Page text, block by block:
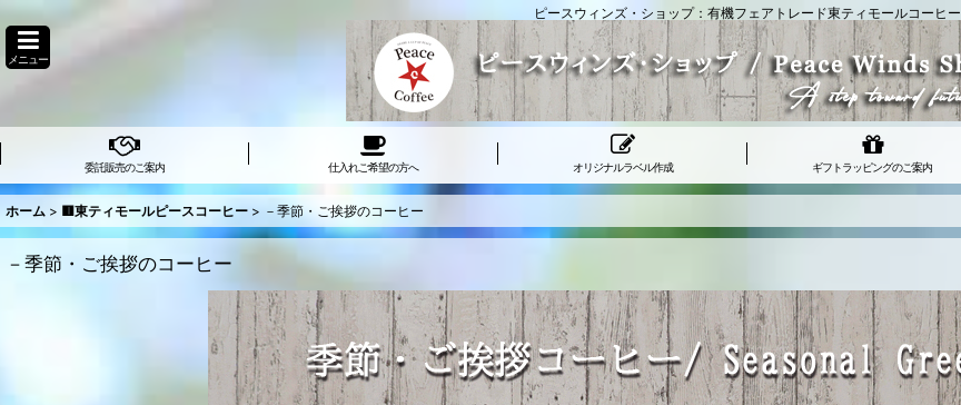
ピースウィンズ・ショップ：有機フェアトレード東ティモールコーヒー
メニュー
委託販売のご案内 仕入れご希望の方へ オリジナルラベル作成 ギフトラッピングのご案内
ホーム > 🟥東ティモールピースコーヒー > －季節・ご挨拶のコーヒー
－季節・ご挨拶のコーヒー